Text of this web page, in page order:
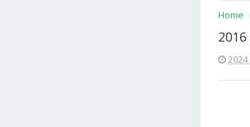
Home